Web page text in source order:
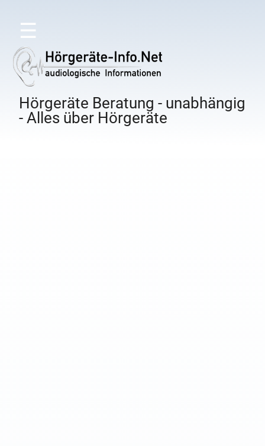
☰
Hörgeräte Beratung - unabhängig
- Alles über Hörgeräte